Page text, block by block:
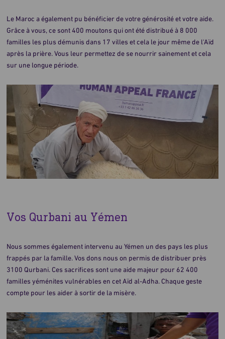
Le Maroc a également pu bénéficier de votre générosité et votre aide.
Grâce à vous, ce sont 400 moutons qui ont été distribué à 8 000
familles les plus démunis dans 17 villes et cela le jour même de l'Aïd
après la prière. Vous leur permettez de se nourrir sainement et cela
sur une longue période.
Vos Qurbani au Yémen
Nous sommes également intervenu au Yémen un des pays les plus
frappés par la famille. Vos dons nous on permis de distribuer près
3100 Qurbani. Ces sacrifices sont une aide majeur pour 62 400
familles yéménites vulnérables en cet Aïd al-Adha. Chaque geste
compte pour les aider à sortir de la misère.